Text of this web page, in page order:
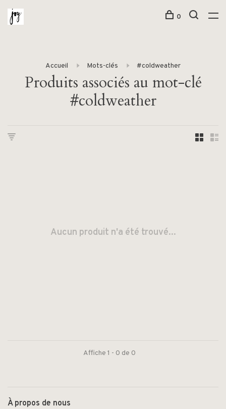
0
Accueil Mots-clés #coldweather
Produits associés au mot-clé
#coldweather
Aucun produit n'a été trouvé...
Affiche 1 - 0 de 0
À propos de nous